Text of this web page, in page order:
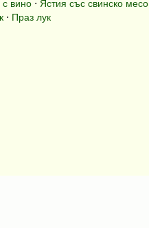
с вино ⋅ Ястия със свинско месо
⋅ Праз лук